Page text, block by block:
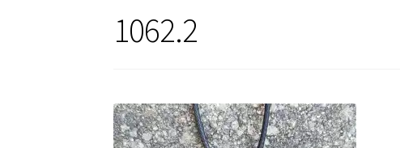
1062.2